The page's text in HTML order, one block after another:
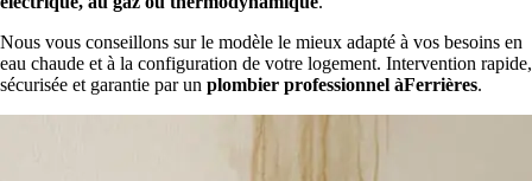
Nous vous conseillons sur le modèle le mieux adapté à vos besoins en
eau chaude et à la configuration de votre logement. Intervention rapide,
sécurisée et garantie par un plombier professionnel àFerrières.